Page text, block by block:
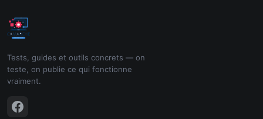
Tests, guides et outils concrets — on
teste, on publie ce qui fonctionne
vraiment.